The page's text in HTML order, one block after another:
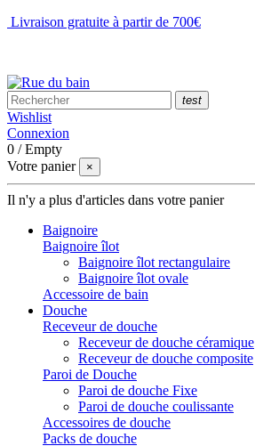
Livraison gratuite à partir de 700€
test
Wishlist
Connexion
0 /Empty
Votre panier
×
Il n'y a plus d'articles dans votre panier
Baignoire
Baignoire îlot
Baignoire îlot rectangulaire
Baignoire îlot ovale
Accessoire de bain
Douche
Receveur de douche
Receveur de douche céramique
Receveur de douche composite
Paroi de Douche
Paroi de douche Fixe
Paroi de douche coulissante
Accessoires de douche
Packs de douche